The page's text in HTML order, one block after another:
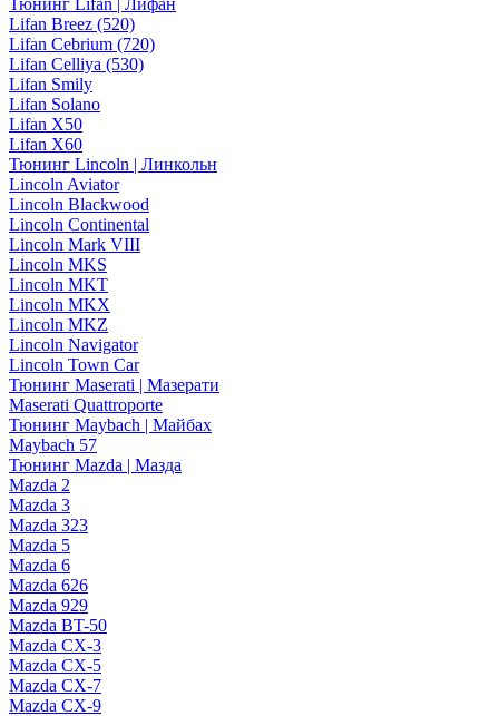
Тюнинг Lifan | Лифан
Lifan Breez (520)
Lifan Cebrium (720)
Lifan Celliya (530)
Lifan Smily
Lifan Solano
Lifan X50
Lifan X60
Тюнинг Lincoln | Линкольн
Lincoln Aviator
Lincoln Blackwood
Lincoln Continental
Lincoln Mark VIII
Lincoln MKS
Lincoln MKT
Lincoln MKX
Lincoln MKZ
Lincoln Navigator
Lincoln Town Car
Тюнинг Maserati | Мазерати
Maserati Quattroporte
Тюнинг Maybach | Майбах
Maybach 57
Тюнинг Mazda | Мазда
Mazda 2
Mazda 3
Mazda 323
Mazda 5
Mazda 6
Mazda 626
Mazda 929
Mazda BT-50
Mazda CX-3
Mazda CX-5
Mazda CX-7
Mazda CX-9